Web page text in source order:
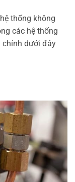
thống không
các hệ thống
chính dưới đây